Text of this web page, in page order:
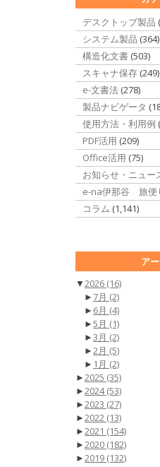
デスクトップ製品
システム製品 (364)
構造化文書 (503)
スキャナ保存 (249)
e-文書法 (278)
製品ナビゲータ
使用方法・利用例
PDF活用 (209)
Office活用 (75)
お知らせ・ニュー
e-na伊那谷 旅便
コラム (1,141)
ア
▼2026 (16)
► 7月 (2)
► 6月 (4)
►5月 (1)
►3月 (2)
►2月 (5)
► 1月 (2)
►2025 (35)
►2024(53)
►2023 (27)
►2022 (13)
►2021 (154)
►2020 (182)
►2019 (132)